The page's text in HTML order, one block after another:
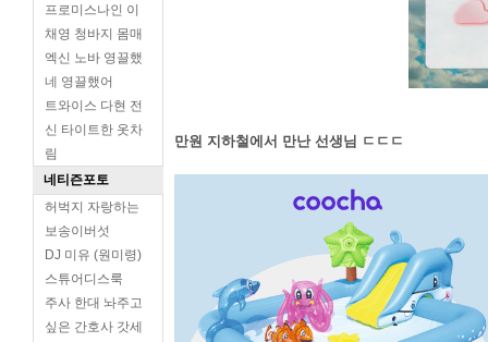
프로미스나인 이
채영 청바지 몸매
엑신 노바 영끌했
네 영끌했어
트와이스 다현 전
신 타이트한 옷차
림
네티즌포토
허벅지 자랑하는
보송이버섯
DJ 미유 (원미령)
스튜어디스룩
주사 한대 놔주고
싶은 간호사 갓세
만원 지하철에서 만난 선생님 ㄷㄷㄷ